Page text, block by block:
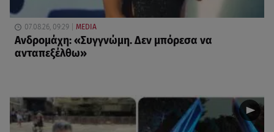
07.08.26, 09:29 MEDIA
Ανδρομάχη: «Συγγνώμη. Δεν μπόρεσα να
ανταπεξέλθω»